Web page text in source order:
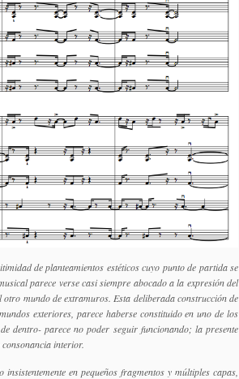
de planteamientos estéticos cuyo punto de partida se
parece verse casi siempre abocado a la expresión del
mundo de extramuros. Esta deliberada construcción de
exteriores, parece haberse constituido en uno de los
dentro- parece no poder seguir funcionando; la presente
interior.
en pequeños fragmentos y múltiples capas,